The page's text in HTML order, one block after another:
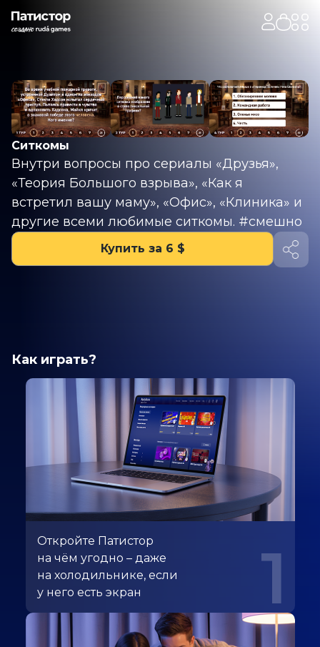
Ситкомы
Внутри вопросы про сериалы «Друзья»,
«Теория Большого взрыва», «Как я
встретил вашу маму», «Офис», «Клиника» и
другие всеми любимые ситкомы. #смешно
Купить за 6 $
Как играть?
Откройте Патистор
на чём угодно – даже
на холодильнике, если
у него есть экран
1